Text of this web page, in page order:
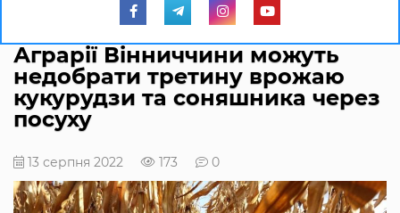
Аграрії Вінниччини можуть
недобрати третину врожаю
кукурудзи та соняшника через
посуху
13 серпня 2022 173 0